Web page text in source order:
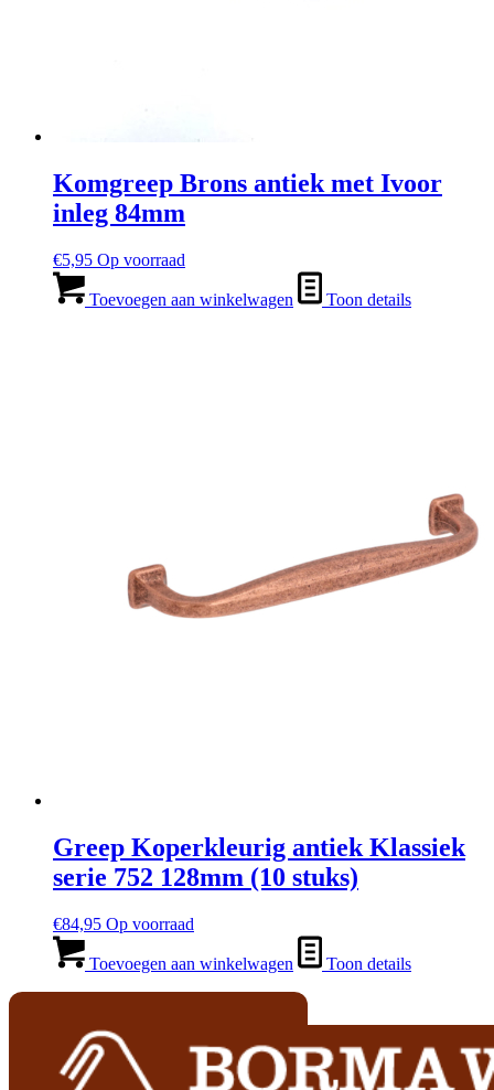
Komgreep Brons antiek met Ivoor
inleg 84mm
€5,95 Op voorraad
Toevoegen aan winkelwagen Toon details
Greep Koperkleurig antiek Klassiek
serie 752 128mm (10 stuks)
€84,95 Op voorraad
Toevoegen aan winkelwagen Toon details